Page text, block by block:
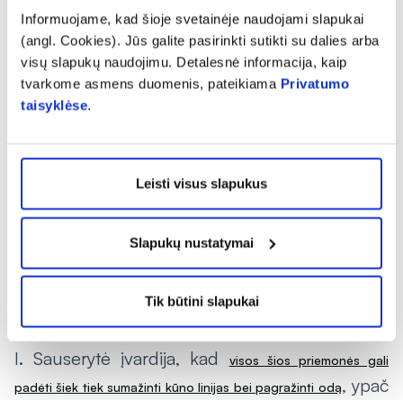
Informuojame, kad šioje svetainėje naudojami slapukai
(angl. Cookies). Jūs galite pasirinkti sutikti su dalies arba
visų slapukų naudojimu. Detalesnė informacija, kaip
tvarkome asmens duomenis, pateikiama Privatumo
taisyklėse.
Leisti visus slapukus
Slapukų nustatymai
Tik būtini slapukai
maistas. Tokiais atvejais reikėtų pasikonsultuoti
su gydytoju ar vaistininku, kuris padės atrasti
būdus pašalinti papildomas vandens
sankaupas“, – sako vaistininkė.
Kosmetinių priemonių nauda
Pasak jos, daugybė žmonių galvoja, kad įvairūs
probleminių kūno vietų įvyniojimai, specialus
masažas nuo celiulito, koks nors kremas nuo
celiulito su tam tikromis veikliosiomis
medžiagomis ar net nemažai kainuojančios
kosmetinės procedūros gali tapti išsigelbėjimu.
I. Sauserytė įvardija, kad
visos šios priemonės gali
padėti šiek tiek sumažinti kūno linijas bei pagražinti odą, ypač